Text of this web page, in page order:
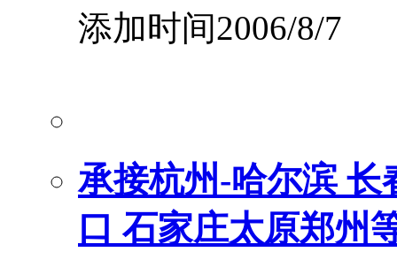
添加时间2006/8/7
承接杭州-哈尔滨 长
口 石家庄太原郑州